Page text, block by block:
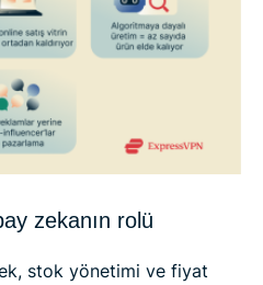
zekanın rolü
stok yönetimi ve fiyat